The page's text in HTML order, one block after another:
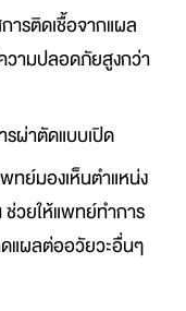
ารติดเชื้อจากแผล
วามปลอดภัยสูงกว่า
ผ่าตัดแบบเปิด
ทย์มองเห็นตำแหน่ง
ช่วยให้แพทย์ทำการ
แผลต่ออวัยวะอื่นๆ